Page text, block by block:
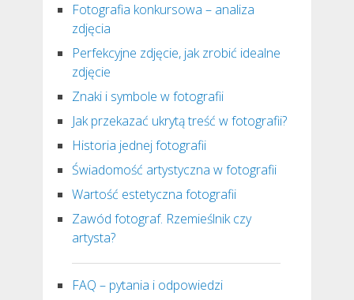
Fotografia konkursowa – analiza
zdjęcia
Perfekcyjne zdjęcie, jak zrobić idealne
zdjęcie
Znaki i symbole w fotografii
Jak przekazać ukrytą treść w fotografii?
Historia jednej fotografii
Świadomość artystyczna w fotografii
Wartość estetyczna fotografii
Zawód fotograf. Rzemieślnik czy
artysta?
FAQ – pytania i odpowiedzi